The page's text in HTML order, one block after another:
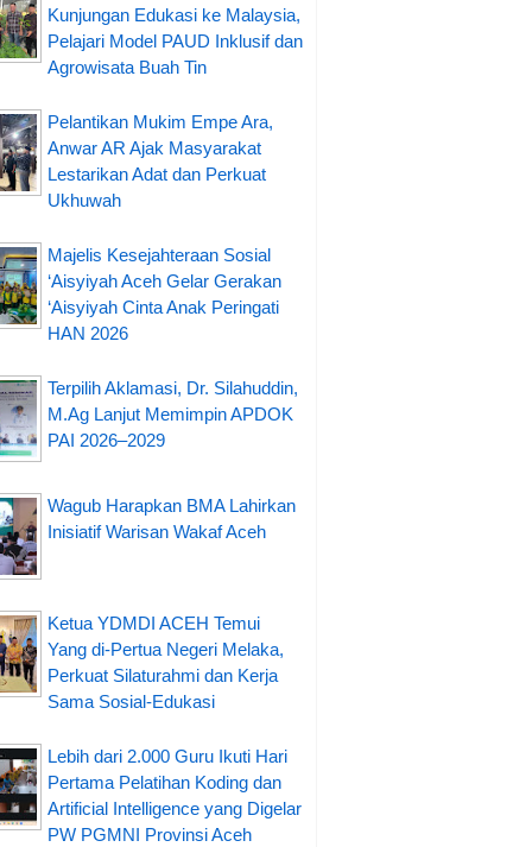
Kunjungan Edukasi ke Malaysia,
Pelajari Model PAUD Inklusif dan
Agrowisata Buah Tin
Pelantikan Mukim Empe Ara,
Anwar AR Ajak Masyarakat
Lestarikan Adat dan Perkuat
Ukhuwah
Majelis Kesejahteraan Sosial
‘Aisyiyah Aceh Gelar Gerakan
‘Aisyiyah Cinta Anak Peringati
HAN 2026
Terpilih Aklamasi, Dr. Silahuddin,
M.Ag Lanjut Memimpin APDOK
PAI 2026–2029
Wagub Harapkan BMA Lahirkan
Inisiatif Warisan Wakaf Aceh
Ketua YDMDI ACEH Temui
Yang di-Pertua Negeri Melaka,
Perkuat Silaturahmi dan Kerja
Sama Sosial-Edukasi
Lebih dari 2.000 Guru Ikuti Hari
Pertama Pelatihan Koding dan
Artificial Intelligence yang Digelar
PW PGMNI Provinsi Aceh